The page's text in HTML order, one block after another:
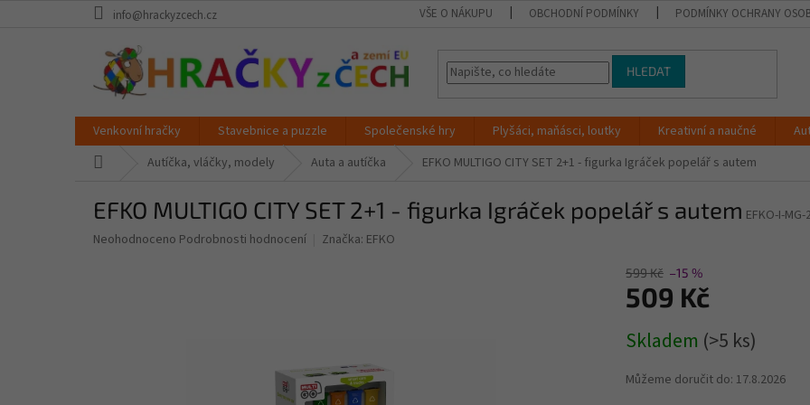
info@hrackyzcech.cz VŠE O NÁKUPU OBCHODNÍ PODMÍNKY PODMÍNKY OCHRANY
HLEDAT
Venkovní hračky Stavebnice a puzzle Společenské hry Plyšáci, maňásci, loutky Kreativní a naučné
Autíčka, vláčky, modely Auta a autíčka EFKO MULTIGO CITY SET 2+1 - figurka Igráček popelář s autem
EFKO MULTIGO CITY SET 2+1 - figurka Igráček popelář s autem EFKO-I-
Průměrné
Neohodnoceno Podrobnosti hodnocení Značka: EFKO
599 Kč –15 %
509 Kč
cena:
Skladem (>5 ks)
Můžeme doručit do: 17.8.2026